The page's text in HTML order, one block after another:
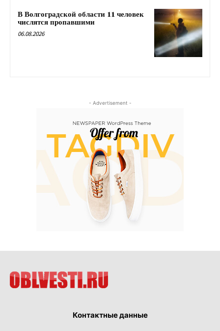
В Волгоградской области 11 человек
числятся пропавшими
06.08.2026
- Advertisement -
Контактные данные